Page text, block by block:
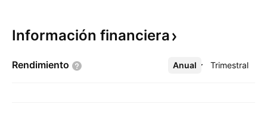
Información financiera
Rendimiento Anual Trimestral
Más